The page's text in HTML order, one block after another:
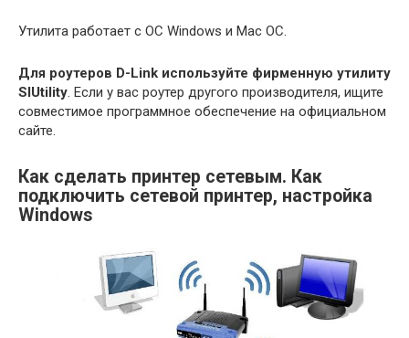
Утилита работает с ОС Windows и Mac OC.
Для роутеров D-Link используйте фирменную утилиту
SIUtility . Если у вас роутер другого производителя, ищите
совместимое программное обеспечение на официальном
сайте.
Как сделать принтер сетевым. Как
подключить сетевой принтер, настройка
Windows